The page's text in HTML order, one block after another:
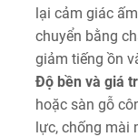
lại cảm giác
chuyển bằng
giảm tiếng ồn
Độ bền và giá
hoặc sàn gỗ
lực, chống mài